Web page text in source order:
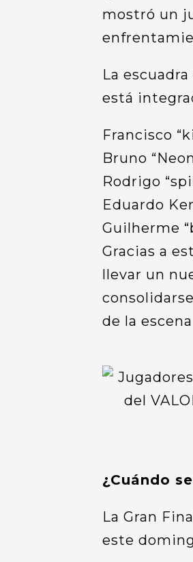
mostró un
La
está
Francisco
Bruno
Rodrigo
Eduardo
Guilherme
Gracias a
llevar un
de la
¿Cuándo
La Gran
este